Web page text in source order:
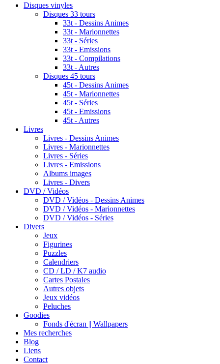
Disques vinyles
Disques 33 tours
33t - Dessins Animes
33t - Marionnettes
33t - Séries
33t - Emissions
33t - Compilations
33t - Autres
Disques 45 tours
45t - Dessins Animes
45t - Marionnettes
45t - Séries
45t - Emissions
45t - Autres
Livres
Livres - Dessins Animes
Livres - Marionnettes
Livres - Séries
Livres - Emissions
Albums images
Livres - Divers
DVD / Vidéos
DVD / Vidéos - Dessins Animes
DVD / Vidéos - Marionnettes
DVD / Vidéos - Séries
Divers
Jeux
Figurines
Puzzles
Calendriers
CD / LD / K7 audio
Cartes Postales
Autres objets
Jeux vidéos
Peluches
Goodies
Fonds d'écran || Wallpapers
Mes recherches
Blog
Liens
Contact